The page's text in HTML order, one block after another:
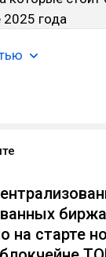
на старте